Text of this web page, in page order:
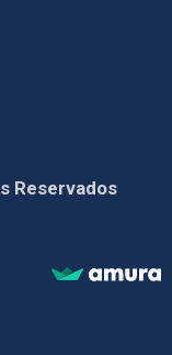
Reservados